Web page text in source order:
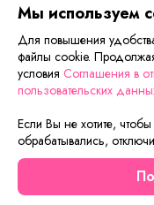
Спортивный женский
комплекте костюма
прямые брюки.
Рукав длинный на
оригинальным
молнии. Куртка с
поясной резинке,
Модель костюма
движений. Такой
спорта, так и для
Мы используем
Для повышения
файлы cookie.
условия Соглашения в
пользовательских
Если Вы не хотите,
обрабатывались,